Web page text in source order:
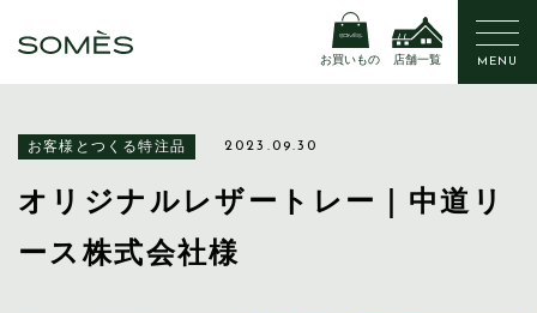
お買いもの 店舗一覧 MENU
お客様とつくる特注品 2023.09.30
オリジナルレザートレー｜中道リ
ース株式会社様